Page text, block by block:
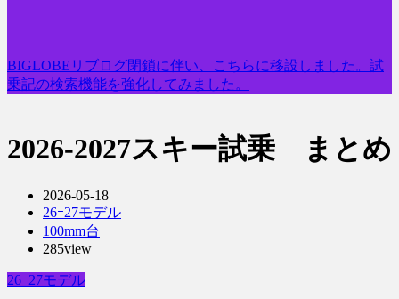
BIGLOBEリブログ閉鎖に伴い、こちらに移設しました。試
乗記の検索機能を強化してみました。
2026-2027スキー試乗 まとめ
2026-05-18
26ｰ27モデル
100mm台
285view
26ｰ27モデル